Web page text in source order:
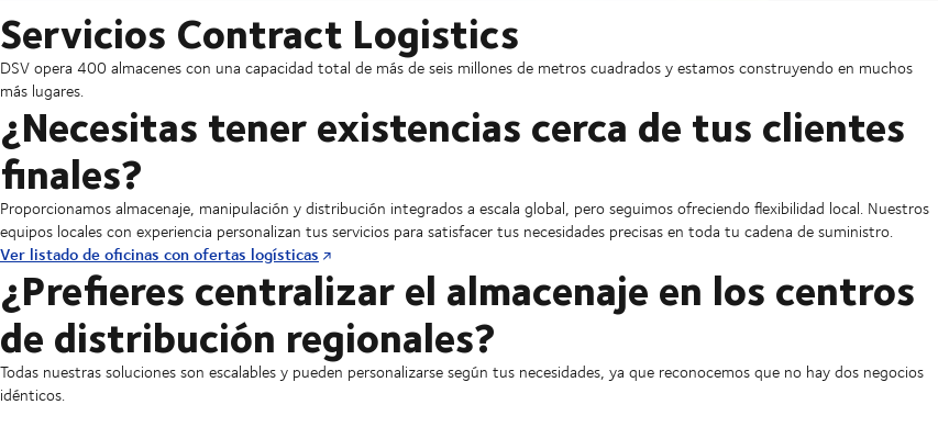
Servicios Contract Logistics
DSV opera 400 almacenes con una capacidad total de más de seis millones de metros cuadrados y estamos construyendo en muchos
más lugares.
¿Necesitas tener existencias cerca de tus clientes
finales?
Proporcionamos almacenaje, manipulación y distribución integrados a escala global, pero seguimos ofreciendo flexibilidad local. Nuestros
equipos locales con experiencia personalizan tus servicios para satisfacer tus necesidades precisas en toda tu cadena de suministro.
Ver listado de oficinas con ofertas logísticas
¿Prefieres centralizar el almacenaje en los centros
de distribución regionales?
Todas nuestras soluciones son escalables y pueden personalizarse según tus necesidades, ya que reconocemos que no hay dos negocios
idénticos.